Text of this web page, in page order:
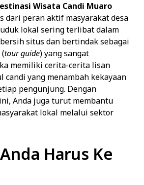
Wisata Candi Muaro
dari peran aktif masyarakat desa
lokal sering terlibat dalam
situs dan bertindak sebagai
tour guide) yang sangat
memiliki cerita-cerita lisan
candi yang menambah kekayaan
pengunjung. Dengan
Anda juga turut membantu
lokal melalui sektor
Harus Ke